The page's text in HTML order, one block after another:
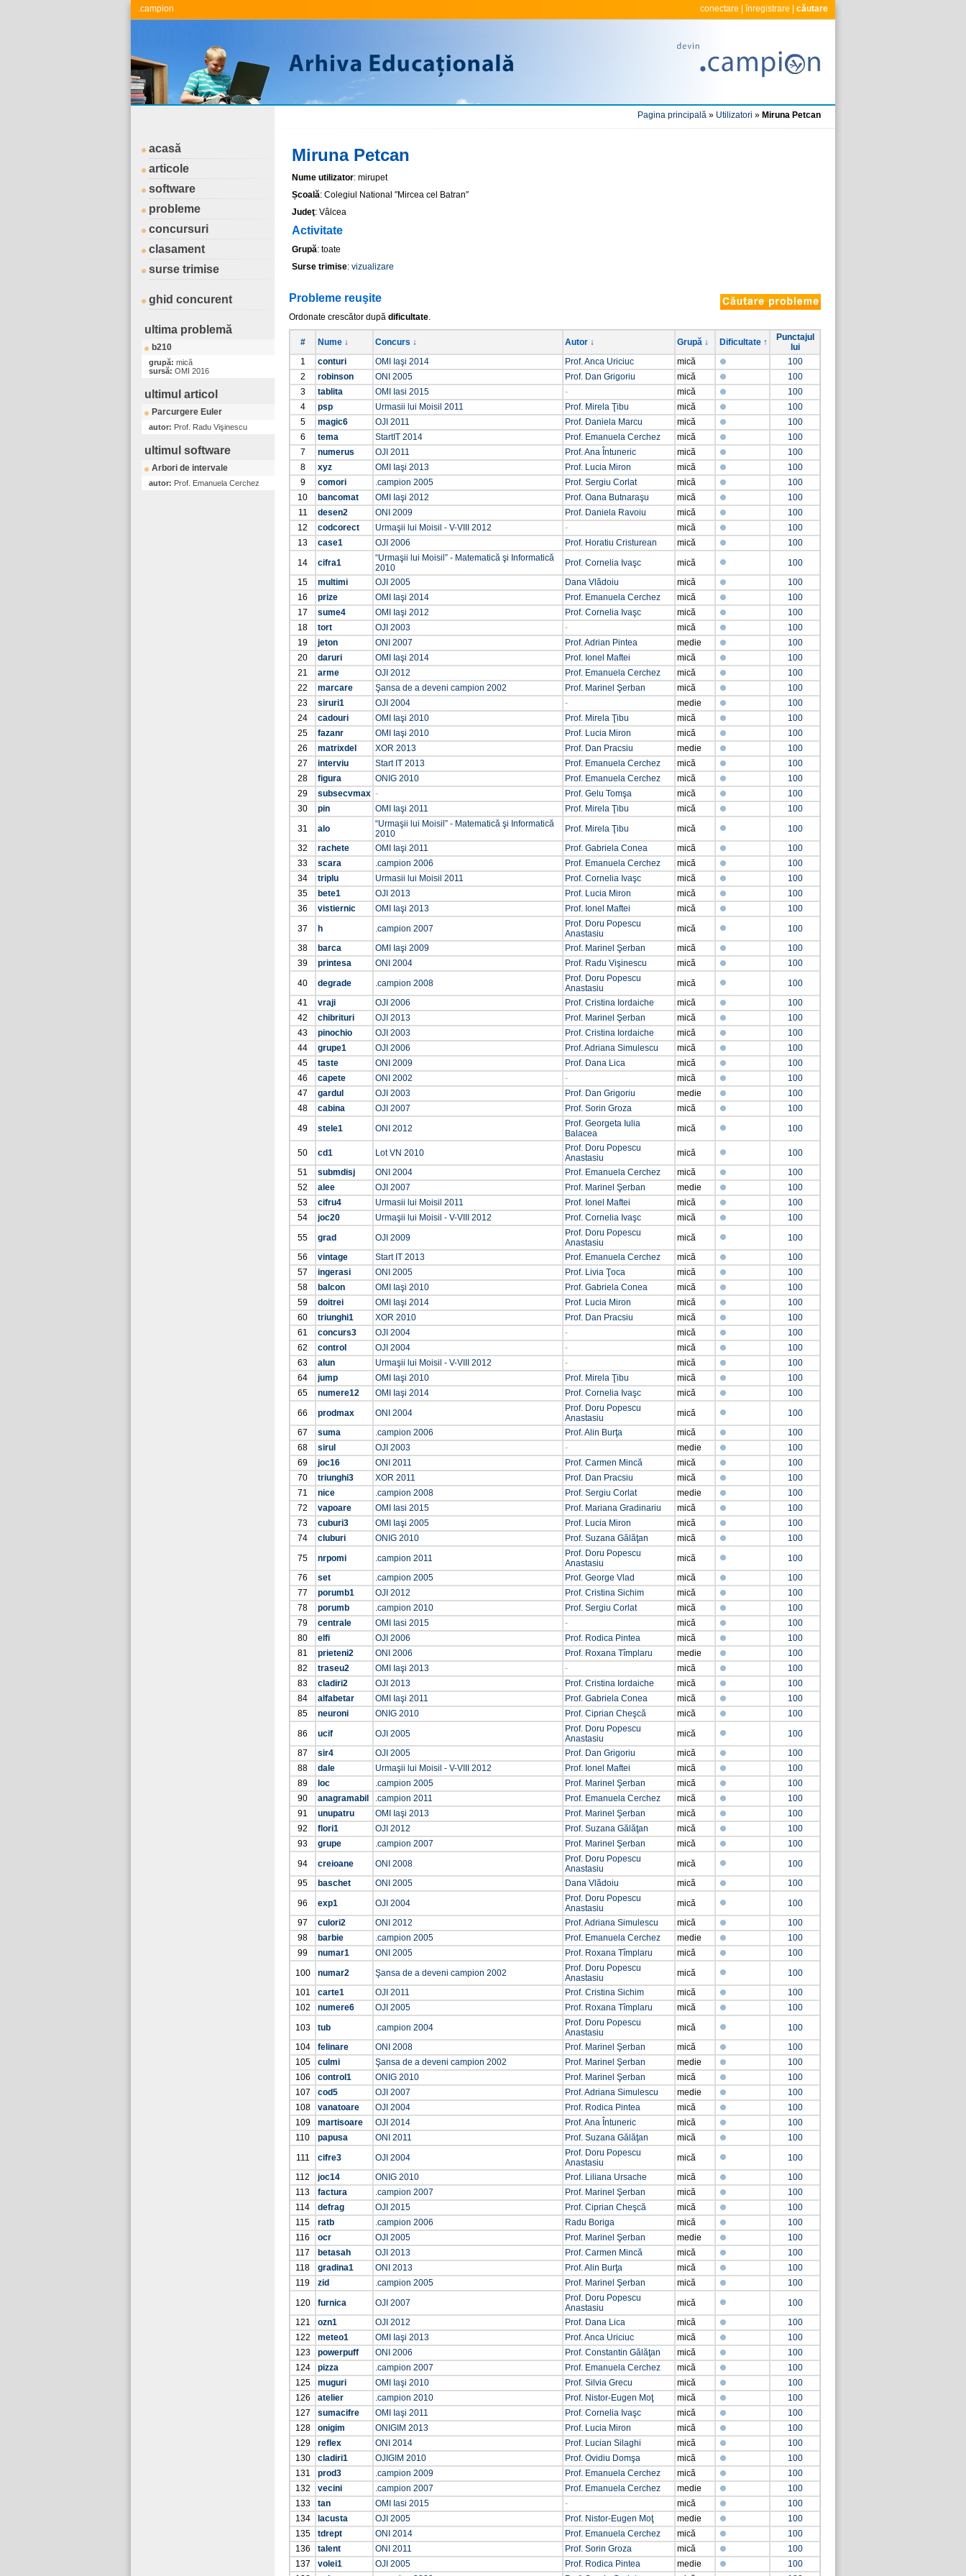
.campion conectare înregistrare căutare
Pagina principală » Utilizatori » Miruna Petcan
acasă
articole
software
probleme
concursuri
clasament
surse trimise
ghid concurent
ultima problemă
b210
grupă: mică
sursă: OMI 2016
ultimul articol
Parcurgere Euler
autor: Prof. Radu Vişinescu
ultimul software
Arbori de intervale
autor: Prof. Emanuela Cerchez
Miruna Petcan
Nume utilizator: mirupet
Școală: Colegiul National ″Mircea cel Batran″
Judeţ: Vâlcea
Activitate
Grupă: toate
Surse trimise: vizualizare
Probleme reuşite
Ordonate crescător după dificultate.
# Nume ↓ Concurs ↓ Autor ↓ Grupă ↓ Dificultate ↑
Punctajul
lui
1
conturi OMI Iaşi 2014 Prof. Anca Uriciuc mică
100
2
robinson ONI 2005 Prof. Dan Grigoriu mică
100
3
tablita OMI Iasi 2015 - mică
100
4
psp Urmasii lui Moisil 2011 Prof. Mirela Ţibu mică
100
5
magic6 OJI 2011 Prof. Daniela Marcu mică
100
6
tema StartIT 2014 Prof. Emanuela Cerchez mică
100
7
numerus OJI 2011 Prof. Ana Întuneric mică
100
8
xyz OMI Iaşi 2013 Prof. Lucia Miron mică
100
9
comori .campion 2005 Prof. Sergiu Corlat mică
100
10
bancomat OMI Iaşi 2012 Prof. Oana Butnaraşu mică
100
11
desen2 ONI 2009 Prof. Daniela Ravoiu mică
100
12
codcorect Urmaşii lui Moisil - V-VIII 2012 - mică
100
13
case1 OJI 2006 Prof. Horatiu Cristurean mică
100
14
cifra1
“Urmaşii lui Moisil” - Matematică şi Informatică
2010
Prof. Cornelia Ivaşc mică
100
15
multimi OJI 2005 Dana Vlădoiu mică
100
16
prize OMI Iaşi 2014 Prof. Emanuela Cerchez mică
100
17
sume4 OMI Iaşi 2012 Prof. Cornelia Ivaşc mică
100
18
tort OJI 2003 - mică
100
19
jeton ONI 2007 Prof. Adrian Pintea medie
100
20
daruri OMI Iaşi 2014 Prof. Ionel Maftei mică
100
21
arme OJI 2012 Prof. Emanuela Cerchez mică
100
22
marcare Şansa de a deveni campion 2002 Prof. Marinel Şerban mică
100
23
siruri1 OJI 2004 - medie
100
24
cadouri OMI Iaşi 2010 Prof. Mirela Ţibu mică
100
25
fazanr OMI Iaşi 2010 Prof. Lucia Miron mică
100
26
matrixdel XOR 2013 Prof. Dan Pracsiu medie
100
27
interviu Start IT 2013 Prof. Emanuela Cerchez mică
100
28
figura ONIG 2010 Prof. Emanuela Cerchez mică
100
29
subsecvmax - Prof. Gelu Tomşa mică
100
30
pin OMI Iaşi 2011 Prof. Mirela Ţibu mică
100
31
alo
“Urmaşii lui Moisil” - Matematică şi Informatică
2010
Prof. Mirela Ţibu mică
100
32
rachete OMI Iaşi 2011 Prof. Gabriela Conea mică
100
33
scara .campion 2006 Prof. Emanuela Cerchez mică
100
34
triplu Urmasii lui Moisil 2011 Prof. Cornelia Ivaşc mică
100
35
bete1 OJI 2013 Prof. Lucia Miron mică
100
36
vistiernic OMI Iaşi 2013 Prof. Ionel Maftei mică
100
37
h .campion 2007
Prof. Doru Popescu
Anastasiu
mică
100
38
barca OMI Iaşi 2009 Prof. Marinel Şerban mică
100
39
printesa ONI 2004 Prof. Radu Vişinescu mică
100
40
degrade .campion 2008
Prof. Doru Popescu
Anastasiu
mică
100
41
vraji OJI 2006 Prof. Cristina Iordaiche mică
100
42
chibrituri OJI 2013 Prof. Marinel Şerban mică
100
43
pinochio OJI 2003 Prof. Cristina Iordaiche mică
100
44
grupe1 OJI 2006 Prof. Adriana Simulescu mică
100
45
taste ONI 2009 Prof. Dana Lica mică
100
46
capete ONI 2002 - mică
100
47
gardul OJI 2003 Prof. Dan Grigoriu medie
100
48
cabina OJI 2007 Prof. Sorin Groza mică
100
49
stele1 ONI 2012
Prof. Georgeta Iulia
Balacea
mică 100
50 cd1 Lot VN 2010
Prof. Doru Popescu
Anastasiu
mică
100
51
submdisj ONI 2004 Prof. Emanuela Cerchez mică
100
52
alee OJI 2007 Prof. Marinel Şerban medie
100
53
cifru4 Urmasii lui Moisil 2011 Prof. Ionel Maftei mică
100
54
joc20 Urmaşii lui Moisil - V-VIII 2012 Prof. Cornelia Ivaşc mică
100
55
grad OJI 2009
Prof. Doru Popescu
Anastasiu
mică
100
56
vintage Start IT 2013 Prof. Emanuela Cerchez mică
100
57
ingerasi ONI 2005 Prof. Livia Ţoca mică
100
58
balcon OMI Iaşi 2010 Prof. Gabriela Conea mică
100
59
doitrei OMI Iaşi 2014 Prof. Lucia Miron mică
100
60
triunghi1 XOR 2010 Prof. Dan Pracsiu mică
100
61
concurs3 OJI 2004 - mică
100
62
control OJI 2004 - mică
100
63
alun Urmaşii lui Moisil - V-VIII 2012 - mică
100
64
jump OMI Iaşi 2010 Prof. Mirela Ţibu mică
100
65
numere12 OMI Iaşi 2014 Prof. Cornelia Ivaşc mică
100
66
prodmax ONI 2004
Prof. Doru Popescu
Anastasiu
mică
100
67
suma .campion 2006 Prof. Alin Burţa mică
100
68
sirul OJI 2003 - medie
100
69
joc16 ONI 2011 Prof. Carmen Mincă mică
100
70
triunghi3 XOR 2011 Prof. Dan Pracsiu mică
100
71
nice .campion 2008 Prof. Sergiu Corlat medie
100
72
vapoare OMI Iasi 2015 Prof. Mariana Gradinariu mică
100
73
cuburi3 OMI Iaşi 2005 Prof. Lucia Miron mică
100
74
cluburi ONIG 2010 Prof. Suzana Gălăţan mică
100
75
nrpomi .campion 2011
Prof. Doru Popescu
Anastasiu
mică
100
76
set .campion 2005 Prof. George Vlad mică
100
77
porumb1 OJI 2012 Prof. Cristina Sichim mică
100
78
porumb .campion 2010 Prof. Sergiu Corlat mică
100
79
centrale OMI Iasi 2015 - mică
100
80
elfi OJI 2006 Prof. Rodica Pintea mică
100
81
prieteni2 ONI 2006 Prof. Roxana Tîmplaru medie
100
82
traseu2 OMI Iaşi 2013 - mică
100
83
cladiri2 OJI 2013 Prof. Cristina Iordaiche mică
100
84
alfabetar OMI Iaşi 2011 Prof. Gabriela Conea mică
100
85
neuroni ONIG 2010 Prof. Ciprian Cheşcă mică
100
86
ucif OJI 2005
Prof. Doru Popescu
Anastasiu
mică
100
87
sir4 OJI 2005 Prof. Dan Grigoriu mică
100
88
dale Urmaşii lui Moisil - V-VIII 2012 Prof. Ionel Maftei mică
100
89
loc .campion 2005 Prof. Marinel Şerban mică
100
90
anagramabil .campion 2011 Prof. Emanuela Cerchez mică
100
91
unupatru OMI Iaşi 2013 Prof. Marinel Şerban mică
100
92
flori1 OJI 2012 Prof. Suzana Gălăţan mică
100
93
grupe .campion 2007 Prof. Marinel Şerban mică
100
94
creioane ONI 2008
Prof. Doru Popescu
Anastasiu
mică
100
95
baschet ONI 2005 Dana Vlădoiu mică
100
96
exp1 OJI 2004
Prof. Doru Popescu
Anastasiu
mică
100
97
culori2 ONI 2012 Prof. Adriana Simulescu mică
100
98
barbie .campion 2005 Prof. Emanuela Cerchez medie
100
99
numar1 ONI 2005 Prof. Roxana Tîmplaru mică
100
100
numar2 Şansa de a deveni campion 2002
Prof. Doru Popescu
Anastasiu
mică
100
101
carte1 OJI 2011 Prof. Cristina Sichim mică
100
102
numere6 OJI 2005 Prof. Roxana Tîmplaru mică
100
103
tub .campion 2004
Prof. Doru Popescu
Anastasiu
mică
100
104
felinare ONI 2008 Prof. Marinel Şerban mică
100
105
culmi Şansa de a deveni campion 2002 Prof. Marinel Şerban medie
100
106
control1 ONIG 2010 Prof. Marinel Şerban mică
100
107
cod5 OJI 2007 Prof. Adriana Simulescu medie
100
108
vanatoare OJI 2004 Prof. Rodica Pintea mică
100
109
martisoare OJI 2014 Prof. Ana Întuneric mică
100
110
papusa ONI 2011 Prof. Suzana Gălăţan mică
100
111
cifre3 OJI 2004
Prof. Doru Popescu
Anastasiu
mică
100
112
joc14 ONIG 2010 Prof. Liliana Ursache mică
100
113
factura .campion 2007 Prof. Marinel Şerban mică
100
114
defrag OJI 2015 Prof. Ciprian Cheşcă mică
100
115
ratb .campion 2006 Radu Boriga mică
100
116
ocr OJI 2005 Prof. Marinel Şerban medie
100
117
betasah OJI 2013 Prof. Carmen Mincă mică
100
118
gradina1 ONI 2013 Prof. Alin Burţa mică
100
119
zid .campion 2005 Prof. Marinel Şerban mică
100
120
furnica OJI 2007
Prof. Doru Popescu
Anastasiu
mică
100
121
ozn1 OJI 2012 Prof. Dana Lica mică
100
122
meteo1 OMI Iaşi 2013 Prof. Anca Uriciuc mică
100
123
powerpuff ONI 2006 Prof. Constantin Gălăţan mică
100
124
pizza .campion 2007 Prof. Emanuela Cerchez mică
100
125
muguri OMI Iaşi 2010 Prof. Silvia Grecu mică
100
126
atelier .campion 2010 Prof. Nistor-Eugen Moţ mică
100
127
sumacifre OMI Iaşi 2011 Prof. Cornelia Ivaşc mică
100
128
onigim ONIGIM 2013 Prof. Lucia Miron mică
100
129
reflex ONI 2014 Prof. Lucian Silaghi mică
100
130
cladiri1 OJIGIM 2010 Prof. Ovidiu Domşa mică
100
131
prod3 .campion 2009 Prof. Emanuela Cerchez mică
100
132
vecini .campion 2007 Prof. Emanuela Cerchez medie
100
133
tan OMI Iasi 2015 - mică
100
134
lacusta OJI 2005 Prof. Nistor-Eugen Moţ medie
100
135
tdrept ONI 2014 Prof. Emanuela Cerchez mică
100
136
talent ONI 2011 Prof. Sorin Groza mică
100
137
volei1 OJI 2005 Prof. Rodica Pintea medie
100